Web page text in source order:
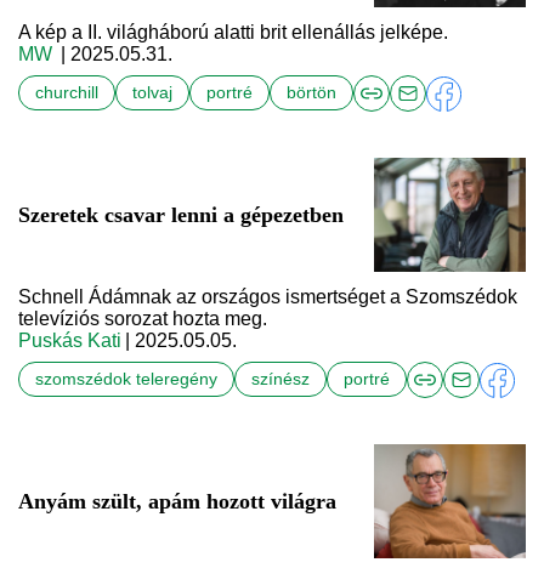
A kép a II. világháború alatti brit ellenállás jelképe.
MW
| 2025.05.31.
churchill tolvaj portré börtön
Szeretek csavar lenni a gépezetben
Schnell Ádámnak az országos ismertséget a Szomszédok
televíziós sorozat hozta meg.
Puskás Kati
| 2025.05.05.
szomszédok teleregény színész portré
Anyám szült, apám hozott világra